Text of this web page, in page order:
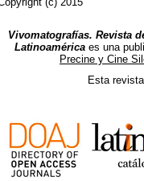
Vivomatografías. Revista
Latinoamérica es una
Precine y Cine
Esta